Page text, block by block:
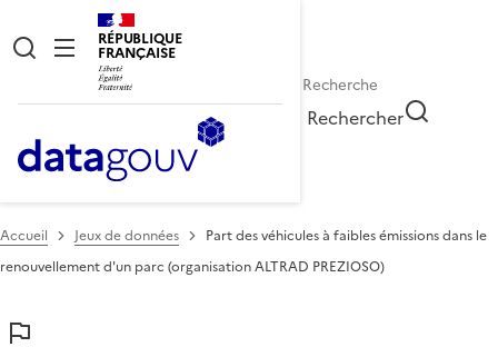
RÉPUBLIQUE
FRANÇAISE
Rechercher
Accueil Jeux de données
Part des véhicules à faibles émissions dans le
renouvellement d'un parc (organisation ALTRAD PREZIOSO)